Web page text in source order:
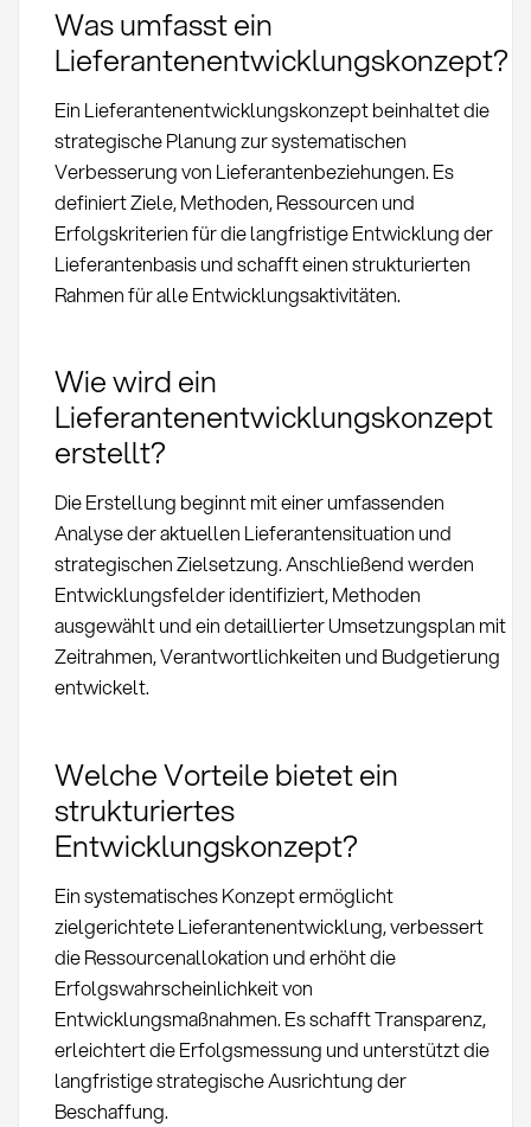
Was umfasst ein
Lieferantenentwicklungskonzept?
Ein Lieferantenentwicklungskonzept beinhaltet die
strategische Planung zur systematischen
Verbesserung von Lieferantenbeziehungen. Es
definiert Ziele, Methoden, Ressourcen und
Erfolgskriterien für die langfristige Entwicklung der
Lieferantenbasis und schafft einen strukturierten
Rahmen für alle Entwicklungsaktivitäten.
Wie wird ein
Lieferantenentwicklungskonzept
erstellt?
Die Erstellung beginnt mit einer umfassenden
Analyse der aktuellen Lieferantensituation und
strategischen Zielsetzung. Anschließend werden
Entwicklungsfelder identifiziert, Methoden
ausgewählt und ein detaillierter Umsetzungsplan mit
Zeitrahmen, Verantwortlichkeiten und Budgetierung
entwickelt.
Welche Vorteile bietet ein
strukturiertes
Entwicklungskonzept?
Ein systematisches Konzept ermöglicht
zielgerichtete Lieferantenentwicklung, verbessert
die Ressourcenallokation und erhöht die
Erfolgswahrscheinlichkeit von
Entwicklungsmaßnahmen. Es schafft Transparenz,
erleichtert die Erfolgsmessung und unterstützt die
langfristige strategische Ausrichtung der
Beschaffung.